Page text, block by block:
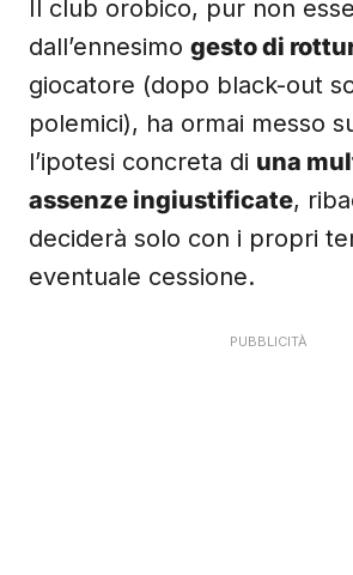
Il club orobico, pur non
dall’ennesimo gesto di
giocatore (dopo black-out
polemici), ha ormai messo
l’ipotesi concreta di una
assenze ingiustificate,
deciderà solo con i propri
eventuale cessione.